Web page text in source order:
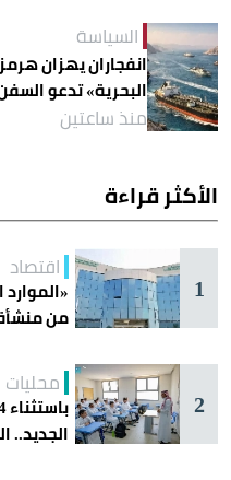
السياسة
انفجاران يهزان
البحرية» تدعو
منذ ساعتين
الأكثر قراءة
1
اقتصاد
من
2
محليات
الجديد..